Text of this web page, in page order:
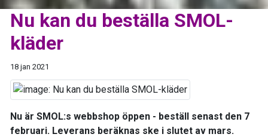
Nu kan du beställa SMOL-
kläder
18 jan 2021
Nu är SMOL:s webbshop öppen - beställ senast den 7
februari. Leverans beräknas ske i slutet av mars.